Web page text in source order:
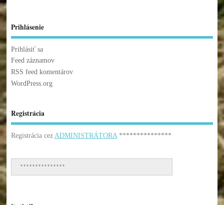
Prihlásenie
Prihlásiť sa
Feed záznamov
RSS feed komentárov
WordPress.org
Registrácia
Registrácia cez ADMINISTRÁTORA***************
***************